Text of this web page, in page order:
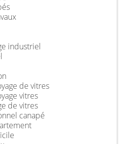
industriel
de vitres
vitres
de vitres
canapé